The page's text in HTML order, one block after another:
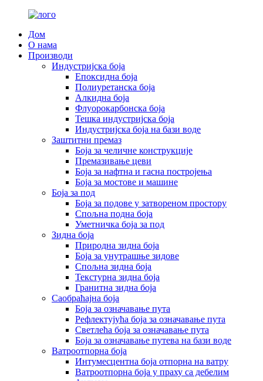
Дом
О нама
Производи
Индустријска боја
Епоксидна боја
Полиуретанска боја
Алкидна боја
Флуорокарбонска боја
Тешка индустријска боја
Индустријска боја на бази воде
Заштитни премаз
Боја за челичне конструкције
Премазивање цеви
Боја за нафтна и гасна постројења
Боја за мостове и машине
Боја за под
Боја за подове у затвореном простору
Спољна подна боја
Уметничка боја за под
Зидна боја
Природна зидна боја
Боја за унутрашње зидове
Спољна зидна боја
Текстурна зидна боја
Гранитна зидна боја
Саобраћајна боја
Боја за означавање пута
Рефлектујућа боја за означавање пута
Светлећа боја за означавање пута
Боја за означавање путева на бази воде
Ватроотпорна боја
Интумесцентна боја отпорна на ватру
Ватроотпорна боја у праху са дебелим